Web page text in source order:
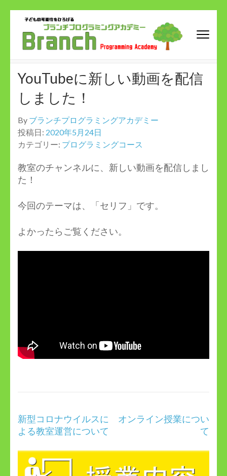
へ
プ
(Enter
を
押
す)
カデミー
YouTubeに新しい動画を配信
しました！
By ブランチプログラミングアカデミー
投稿日: 2020年5月24日
カテゴリー: プログラミングコース
教室のチャンネルに、新しい動画を配信しまし
た！
今回のテーマは、「セリフ」です。
よかったらご覧ください。
投
稿
ビ
ゲ
新型コロナウイルスに
よる教室運営について
オンライン授業につい
て